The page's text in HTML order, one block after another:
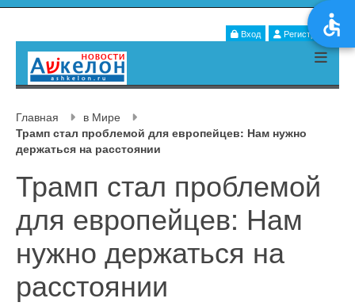
Вход Регистрация
Главная
в Мире
Трамп стал проблемой для европейцев: Нам нужно
держаться на расстоянии
Трамп стал проблемой
для европейцев: Нам
нужно держаться на
расстоянии